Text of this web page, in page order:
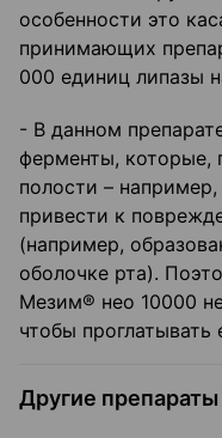
особенности это
принимающих
000 единиц липазы
- В данном
ферменты, которые,
полости –
привести к
(например,
оболочке рта).
Мезим® нео 10000
чтобы проглатывать
Другие